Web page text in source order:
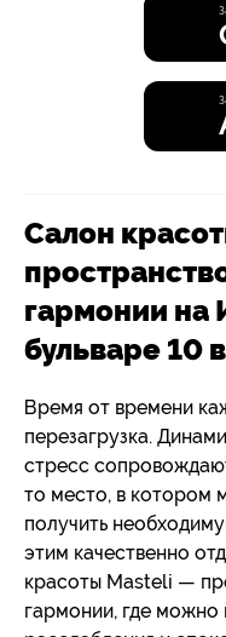
Салон
гармонии на
бульваре 10
Время от времени
перезагрузка.
стресс
то место, в котором
получить
этим качественно
красоты Masteli —
гармонии, где можно